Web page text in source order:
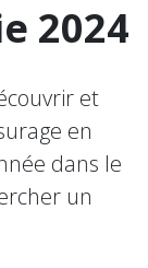
2024
et
en
dans le
un